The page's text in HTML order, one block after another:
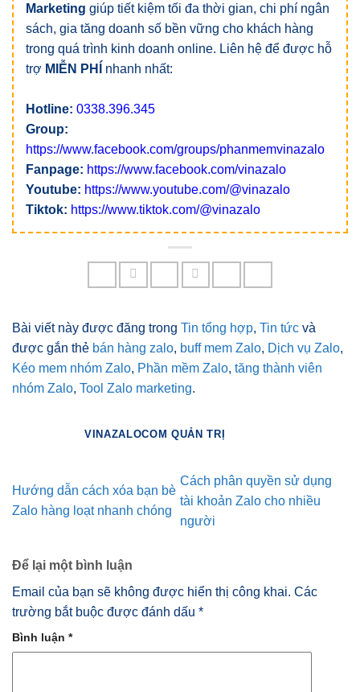
Marketing giúp tiết kiệm tối đa thời gian, chi phí ngân
sách, gia tăng doanh số bền vững cho khách hàng
trong quá trình kinh doanh online. Liên hệ để được hỗ
trợ MIỄN PHÍ nhanh nhất:
Hotline: 0338.396.345
Group:
https://www.facebook.com/groups/phanmemvinazalo
Fanpage: https://www.facebook.com/vinazalo
Youtube: https://www.youtube.com/@vinazalo
Tiktok: https://www.tiktok.com/@vinazalo
Bài viết này được đăng trong Tin tổng hợp, Tin tức và
được gắn thẻ bán hàng zalo, buff mem Zalo, Dịch vụ Zalo,
Kéo mem nhóm Zalo, Phần mềm Zalo, tăng thành viên
nhóm Zalo, Tool Zalo marketing.
VINAZALOCOM QUẢN TRỊ
Hướng dẫn cách xóa bạn bè
Zalo hàng loạt nhanh chóng
Cách phân quyền sử dụng
tài khoản Zalo cho nhiều
người
Để lại một bình luận
Email của bạn sẽ không được hiển thị công khai. Các
trường bắt buộc được đánh dấu *
Bình luận *